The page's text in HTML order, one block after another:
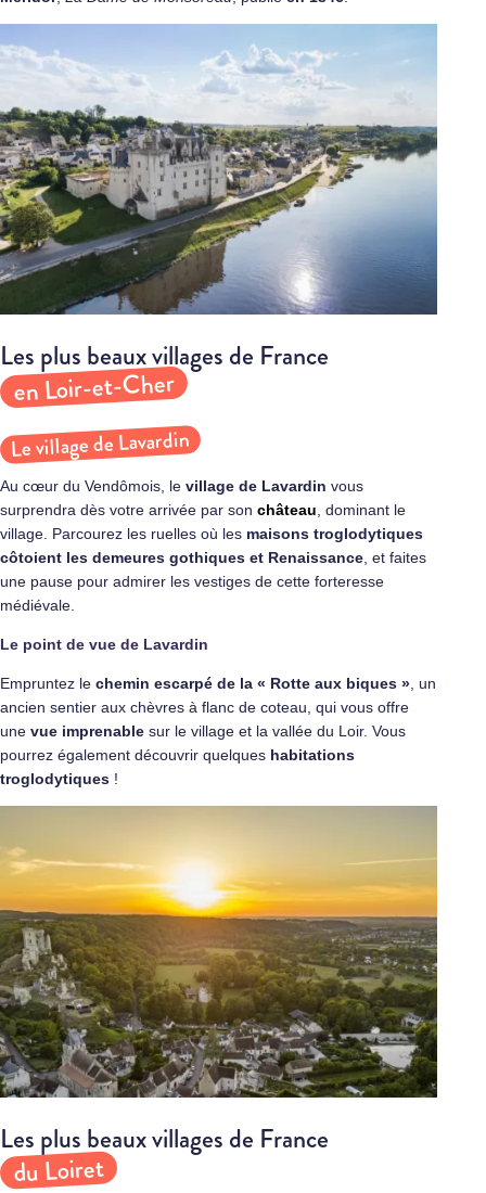
Les plus beaux villages de France
en Loir-et-Cher
Le village de Lavardin
Au cœur du Vendômois, le village de Lavardin vous
surprendra dès votre arrivée par son château , dominant le
village. Parcourez les ruelles où les maisons troglodytiques
côtoient les demeures gothiques et Renaissance , et faites
une pause pour admirer les vestiges de cette forteresse
médiévale.
Le point de vue de Lavardin
Empruntez le chemin escarpé de la « Rotte aux biques » , un
ancien sentier aux chèvres à flanc de coteau, qui vous offre
une vue imprenable sur le village et la vallée du Loir. Vous
pourrez également découvrir quelques habitations
troglodytiques !
Les plus beaux villages de France
du Loiret